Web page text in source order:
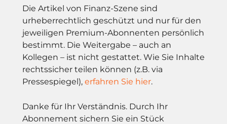
Die Artikel von Finanz-Szene sind
urheberrechtlich geschützt und nur für den
jeweiligen Premium-Abonnenten persönlich
bestimmt. Die Weitergabe – auch an
Kollegen – ist nicht gestattet. Wie Sie Inhalte
rechtssicher teilen können (z.B. via
Pressespiegel), erfahren Sie hier.
Danke für Ihr Verständnis. Durch Ihr
Abonnement sichern Sie ein Stück